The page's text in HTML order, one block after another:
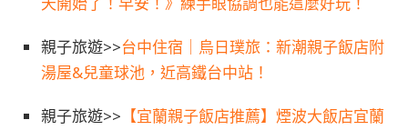
親子旅遊>>台中住宿｜烏日璞旅：新潮親子飯店附
湯屋&兒童球池，近高鐵台中站！
親子旅遊>> 【宜蘭親子飯店推薦】煙波大飯店宜蘭